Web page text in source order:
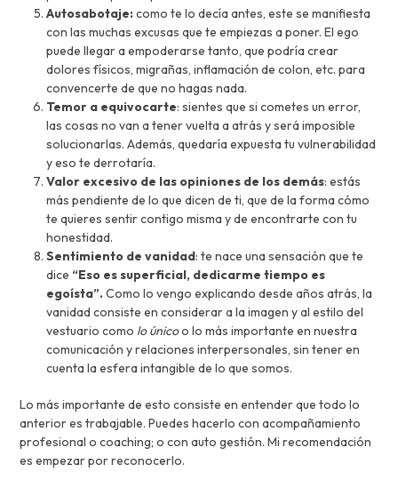
Autosabotaje:como te lo decía antes, este se manifiesta
con las muchas excusas que te empiezas a poner. El ego
puede llegar a empoderarse tanto, que podría crear
dolores físicos, migrañas, inflamación de colon, etc. para
convencerte de que no hagas nada.
Temor a equivocarte: sientes que si cometes un error,
las cosas no van a tener vuelta a atrás y será imposible
solucionarlas. Además, quedaría expuesta tu vulnerabilidad
y eso te derrotaría.
Valor excesivo de las opiniones de los demás: estás
más pendiente de lo que dicen de ti, que de la forma cómo
te quieres sentir contigo misma y de encontrarte con tu
honestidad.
Sentimiento de vanidad: te nace una sensación que te
dice “Eso es superficial, dedicarme tiempo es
egoísta”.Como lo vengo explicando desde años atrás, la
vanidad consiste en considerar a la imagen y al estilo del
vestuario como lo únicoo lo más importante en nuestra
comunicación y relaciones interpersonales, sin tener en
cuenta la esfera intangible de lo que somos.
Lo más importante de esto consiste en entender que todo lo
anterior es trabajable. Puedes hacerlo con acompañamiento
profesional o coaching; o con auto gestión. Mi recomendación
es empezar por reconocerlo.